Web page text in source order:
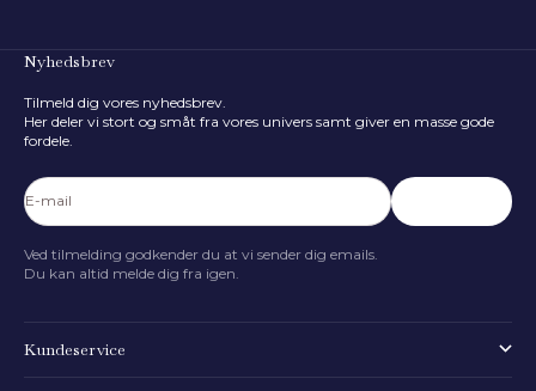
Nyhedsbrev
Tilmeld dig vores nyhedsbrev.
Her deler vi stort og småt fra vores univers samt giver en masse gode
fordele.
E-mail
Ved tilmelding godkender du at vi sender dig emails.
Du kan altid melde dig fra igen.
Kundeservice